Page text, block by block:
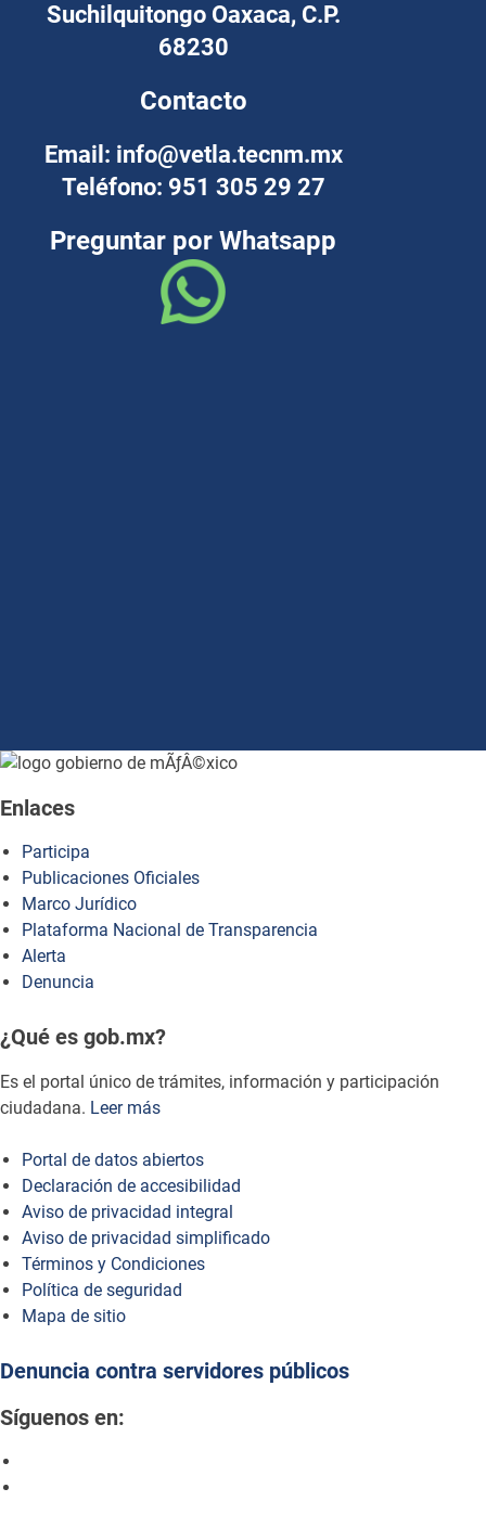
Suchilquitongo Oaxaca, C.P.
68230
Contacto
Email: info@vetla.tecnm.mx
Teléfono: 951 305 29 27
Preguntar por Whatsapp
how to embed google map in website
Enlaces
Participa
Publicaciones Oficiales
Marco Jurídico
Plataforma Nacional de Transparencia
Alerta
Denuncia
¿Qué es gob.mx?
Es el portal único de trámites, información y participación
ciudadana. Leer más
Portal de datos abiertos
Declaración de accesibilidad
Aviso de privacidad integral
Aviso de privacidad simplificado
Términos y Condiciones
Política de seguridad
Mapa de sitio
Denuncia contra servidores públicos
Síguenos en: